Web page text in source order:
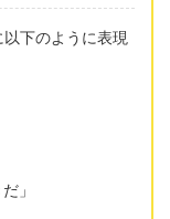
下のように表現
」